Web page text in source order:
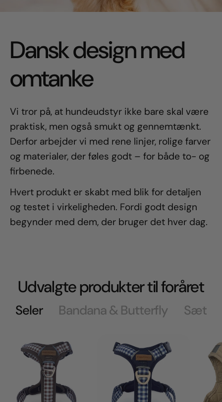
Dansk design med
omtanke
Vi tror på, at hundeudstyr ikke bare skal være
praktisk, men også smukt og gennemtænkt.
Derfor arbejder vi med rene linjer, rolige farver
og materialer, der føles godt – for både to- og
firbenede.
Hvert produkt er skabt med blik for detaljen
og testet i virkeligheden. Fordi godt design
begynder med dem, der bruger det hver dag.
Udvalgte produkter til foråret
Seler Bandana & Butterfly Sæt